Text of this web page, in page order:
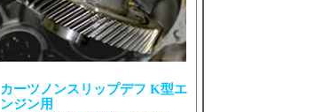
カーツノンスリップデフ K型エ
ンジン用